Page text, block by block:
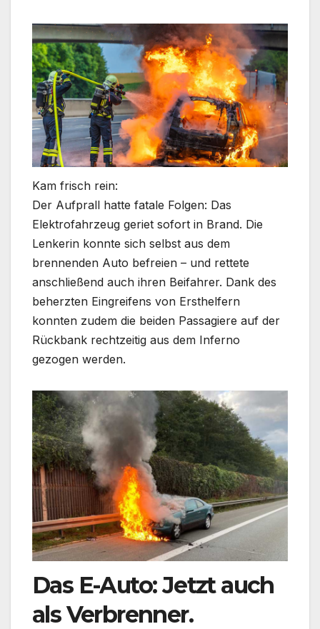
Kam frisch rein:
Der Aufprall hatte fatale Folgen: Das
Elektrofahrzeug geriet sofort in Brand. Die
Lenkerin konnte sich selbst aus dem
brennenden Auto befreien – und rettete
anschließend auch ihren Beifahrer. Dank des
beherzten Eingreifens von Ersthelfern
konnten zudem die beiden Passagiere auf der
Rückbank rechtzeitig aus dem Inferno
gezogen werden.
Das E-Auto: Jetzt auch
als Verbrenner.